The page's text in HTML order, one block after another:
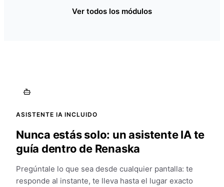
Ver todos los módulos
ASISTENTE IA INCLUIDO
Nunca estás solo: un asistente IA te
guía dentro de Renaska
Pregúntale lo que sea desde cualquier pantalla: te
responde al instante, te lleva hasta el lugar exacto